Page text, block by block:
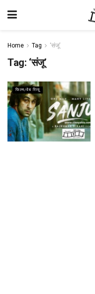
Home Tag ‘संजू’
Tag: ‘संजू’
फिल्म/वेब रिव्यू